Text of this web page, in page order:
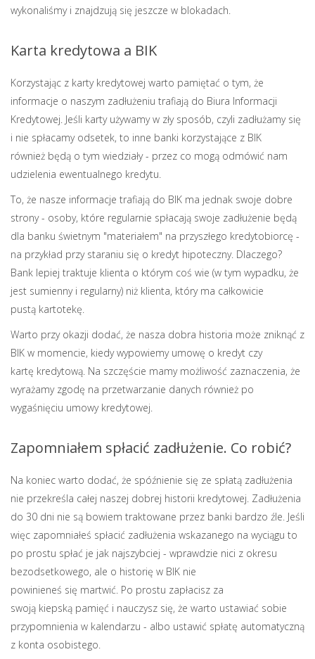
wykonaliśmy i znajdzują się jeszcze w blokadach.
Karta kredytowa a BIK
Korzystając z karty kredytowej warto pamiętać o tym, że
informacje o naszym zadłużeniu trafiają do Biura Informacji
Kredytowej. Jeśli karty używamy w zły sposób, czyli zadłużamy się
i nie spłacamy odsetek, to inne banki korzystające z BIK
również będą o tym wiedziały - przez co mogą odmówić nam
udzielenia ewentualnego kredytu.
To, że nasze informacje trafiają do BIK ma jednak swoje dobre
strony - osoby, które regularnie spłacają swoje zadłużenie będą
dla banku świetnym "materiałem" na przyszłego kredytobiorcę -
na przykład przy staraniu się o kredyt hipoteczny. Dlaczego?
Bank lepiej traktuje klienta o którym coś wie (w tym wypadku, że
jest sumienny i regularny) niż klienta, który ma całkowicie
pustą kartotekę.
Warto przy okazji dodać, że nasza dobra historia może zniknąć z
BIK w momencie, kiedy wypowiemy umowę o kredyt czy
kartę kredytową. Na szczęście mamy możliwość zaznaczenia, że
wyrażamy zgodę na przetwarzanie danych również po
wygaśnięciu umowy kredytowej.
Zapomniałem spłacić zadłużenie. Co robić?
Na koniec warto dodać, że spóźnienie się ze spłatą zadłużenia
nie przekreśla całej naszej dobrej historii kredytowej. Zadłużenia
do 30 dni nie są bowiem traktowane przez banki bardzo źle. Jeśli
więc zapomniałeś spłacić zadłużenia wskazanego na wyciągu to
po prostu spłać je jak najszybciej - wprawdzie nici z okresu
bezodsetkowego, ale o historię w BIK nie
powinieneś się martwić. Po prostu zapłacisz za
swoją kiepską pamięć i nauczysz się, że warto ustawiać sobie
przypomnienia w kalendarzu - albo ustawić spłatę automatyczną
z konta osobistego.